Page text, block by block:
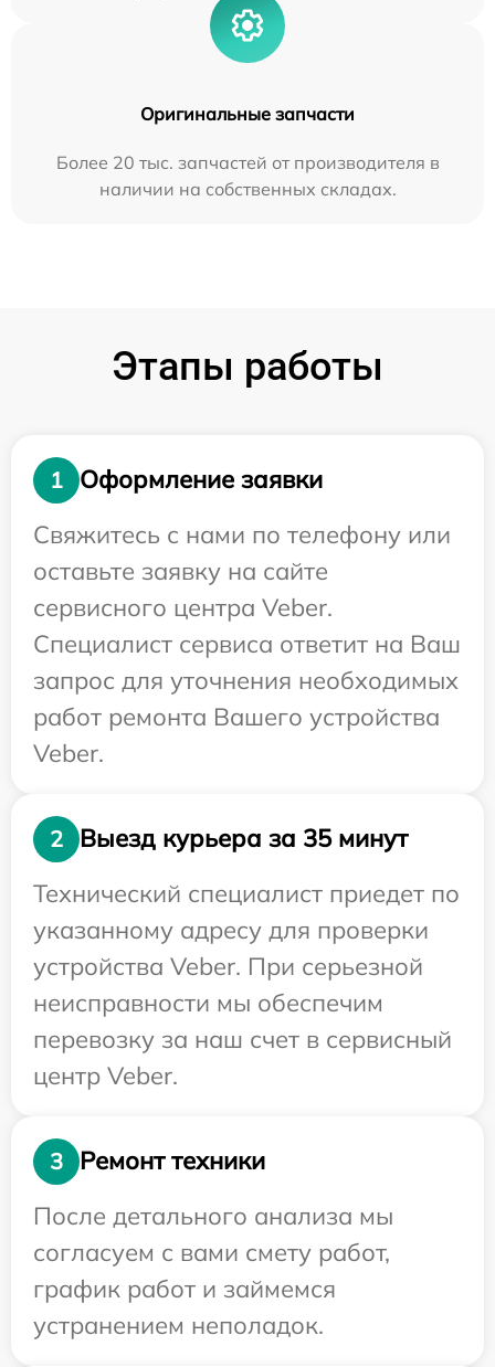
Оригинальные запчасти
Более 20 тыс. запчастей от производителя в
наличии на собственных складах.
Этапы работы
1
Оформление заявки
Свяжитесь с нами по телефону или
оставьте заявку на сайте
сервисного центра Veber.
Специалист сервиса ответит на Ваш
запрос для уточнения необходимых
работ ремонта Вашего устройства
Veber.
2
Выезд курьера за 35 минут
Технический специалист приедет по
указанному адресу для проверки
устройства Veber. При серьезной
неисправности мы обеспечим
перевозку за наш счет в сервисный
центр Veber.
3
Ремонт техники
После детального анализа мы
согласуем с вами смету работ,
график работ и займемся
устранением неполадок.